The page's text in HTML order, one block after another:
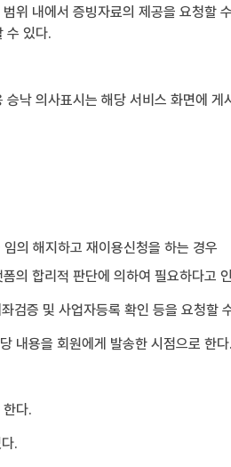
내에서 증빙자료의 제공을 요청할
수 있다.
낙 의사표시는 해당 서비스 화면에
의 해지하고 재이용신청을 하는 경우
의 합리적 판단에 의하여 필요하다고
검증 및 사업자등록 확인 등을 요청할
내용을 회원에게 발송한 시점으로 한다.
다.
.